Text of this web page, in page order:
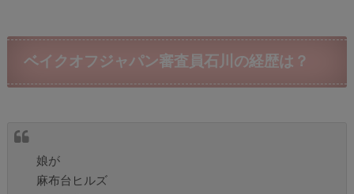
ベイクオフジャパン審査員石川の経歴は？
娘が
麻布台ヒルズ